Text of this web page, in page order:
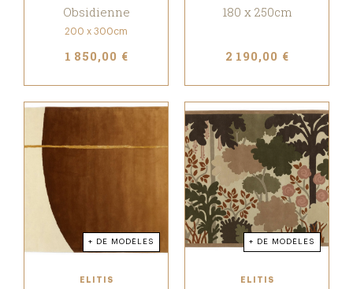
Obsidienne
200 x 300cm
1 850,00 €
180 x 250cm
2 190,00 €
+ DE MODÈLES
ELITIS
+ DE MODÈLES
ELITIS